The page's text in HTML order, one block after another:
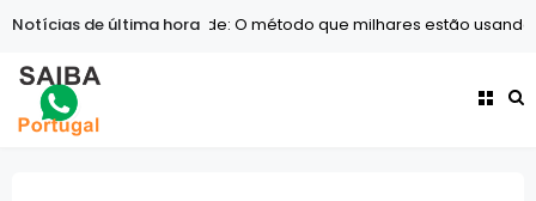
de produtividade: O método que milhares estão usando para
Notícias de última hora